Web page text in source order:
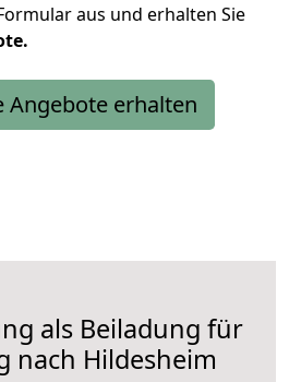
aus und erhalten Sie
Angebote erhalten
als Beiladung für
nach Hildesheim